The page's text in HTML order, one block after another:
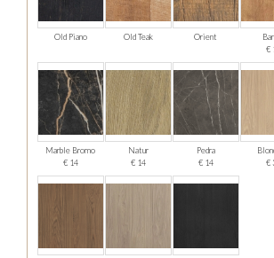
Old Piano Old Teak Orient
€
Marble Bromo
€ 14
Natur
€ 14
Pedra
€ 14
€